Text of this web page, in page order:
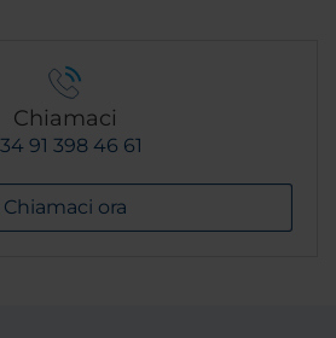
Chiamaci
91 398 46 61
Chiamaci ora